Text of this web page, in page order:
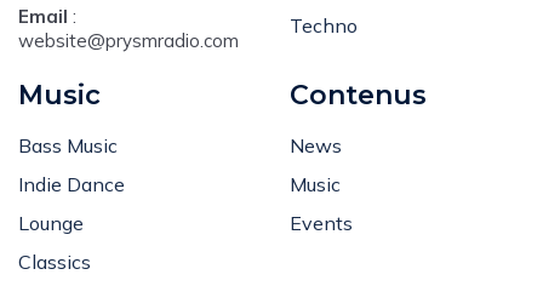
Email :
website@prysmradio.com
Techno
Music
Bass Music
Indie Dance
Lounge
Classics
Contenus
News
Music
Events